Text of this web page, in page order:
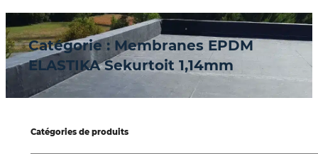
o
k
-
f
e i
n
Catégorie : Membranes EPDM
ELASTIKA Sekurtoit 1,14mm
Catégories de produits